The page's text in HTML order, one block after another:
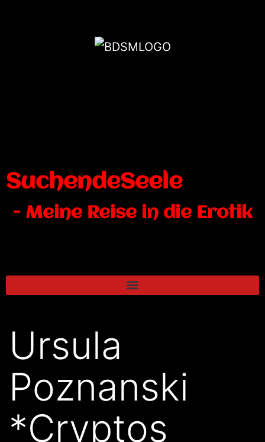
SuchendeSeele
- Meine Reise in die Erotik
Ursula
Poznanski
*Cryptos